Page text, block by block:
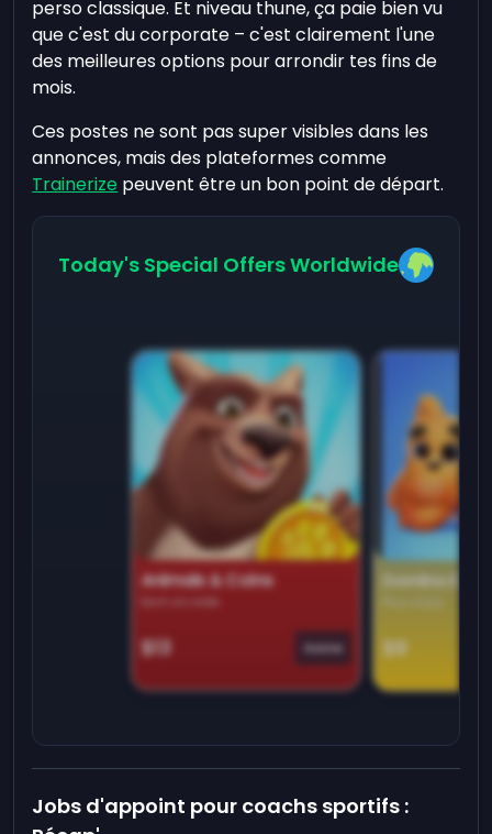
perso classique. Et niveau thune, ça paie bien vu
que c'est du corporate – c'est clairement l'une
des meilleures options pour arrondir tes fins de
mois.
Ces postes ne sont pas super visibles dans les
annonces, mais des plateformes comme
Trainerize peuvent être un bon point de départ.
Today's Special Offers Worldwide
Animals & Coins
$13 Game
Domino
$9
Jobs d'appoint pour coachs sportifs :